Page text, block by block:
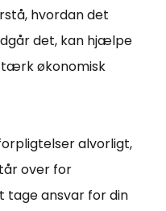
hvordan det
det, kan hjælpe
økonomisk
alvorligt,
over for
tage ansvar for din